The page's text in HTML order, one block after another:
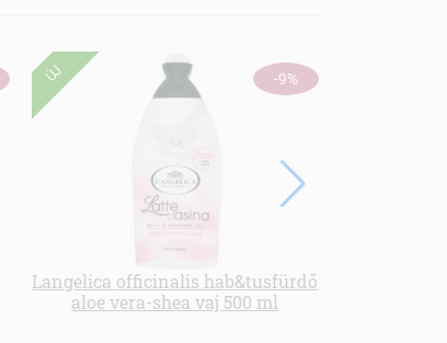
-9%
ÚJ
Langelica officinalis hab&tusfürdő
aloe vera-shea vaj 500 ml